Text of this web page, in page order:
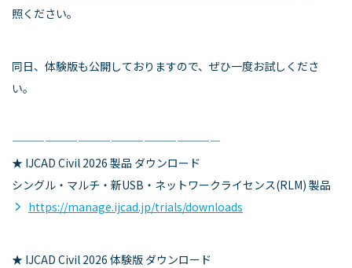
照ください。
同日、体験版も公開しておりますので、ぜひ一度お試しくださ
い。
———————————————————
★ IJCAD Civil 2026 製品 ダウンロード
シングル・マルチ・新USB・ネットワークライセンス(RLM) 製品
https://manage.ijcad.jp/trials/downloads
★ IJCAD Civil 2026 体験版 ダウンロード